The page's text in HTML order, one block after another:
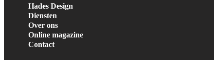
Hades Design
Diensten
Over ons
Online magazine
Contact